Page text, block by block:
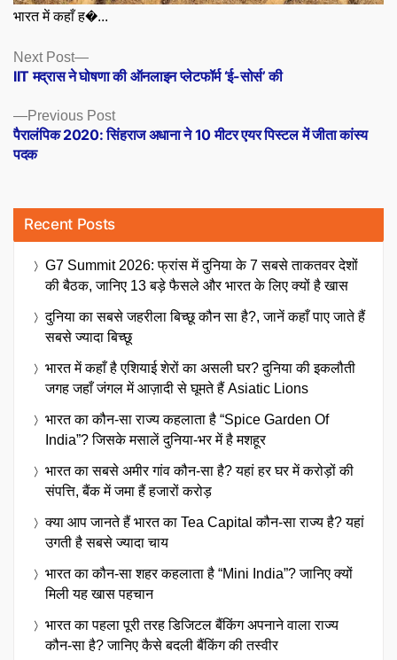
भारत में कहाँ ह�...
Posts
navigation
Previous PostPrevious
post:
पैरालंपिक 2020: सिंहराज अधाना ने 10 मीटर एयर पिस्टल में जीता कांस्य
पदक
Next Post
Next
post:
IIT मद्रास ने घोषणा की ऑनलाइन प्लेटफॉर्म ‘ई-सोर्स’ की
Recent Posts
G7 Summit 2026: फ्रांस में दुनिया के 7 सबसे ताकतवर देशों
की बैठक, जानिए 13 बड़े फैसले और भारत के लिए क्यों है खास
दुनिया का सबसे जहरीला बिच्छू कौन सा है?, जानें कहाँ पाए जाते हैं
सबसे ज्यादा बिच्छू
भारत में कहाँ है एशियाई शेरों का असली घर? दुनिया की इकलौती
जगह जहाँ जंगल में आज़ादी से घूमते हैं Asiatic Lions
भारत का कौन-सा राज्य कहलाता है “Spice Garden Of
India”? जिसके मसालें दुनिया-भर में है मशहूर
भारत का सबसे अमीर गांव कौन-सा है? यहां हर घर में करोड़ों की
संपत्ति, बैंक में जमा हैं हजारों करोड़
क्या आप जानते हैं भारत का Tea Capital कौन-सा राज्य है? यहां
उगती है सबसे ज्यादा चाय
भारत का कौन-सा शहर कहलाता है “Mini India”? जानिए क्यों
मिली यह खास पहचान
भारत का पहला पूरी तरह डिजिटल बैंकिंग अपनाने वाला राज्य
कौन-सा है? जानिए कैसे बदली बैंकिंग की तस्वीर